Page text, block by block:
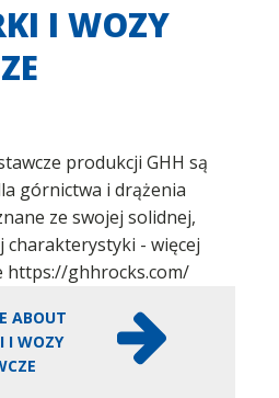
I WOZY
produkcji GHH są
górnictwa i drążenia
ze swojej solidnej,
charakterystyki - więcej
https://ghhrocks.com/
ABOUT
I WOZY